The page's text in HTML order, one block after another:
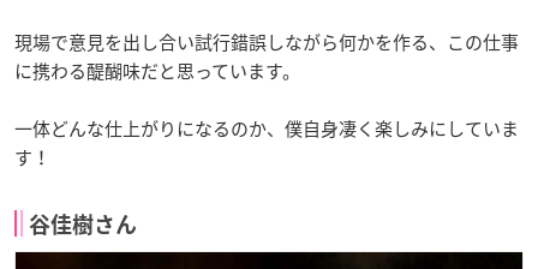
現場で意見を出し合い試行錯誤しながら何かを作る、この仕事
に携わる醍醐味だと思っています。
一体どんな仕上がりになるのか、僕自身凄く楽しみにしていま
す！
谷佳樹さん